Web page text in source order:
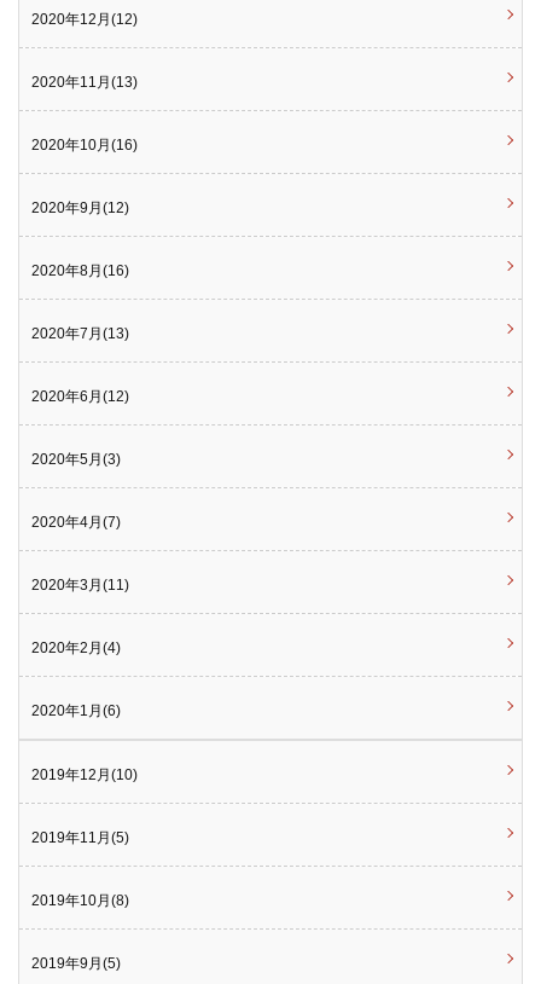
2020年12月(12)
2020年11月(13)
2020年10月(16)
2020年9月(12)
2020年8月(16)
2020年7月(13)
2020年6月(12)
2020年5月(3)
2020年4月(7)
2020年3月(11)
2020年2月(4)
2020年1月(6)
2019年12月(10)
2019年11月(5)
2019年10月(8)
2019年9月(5)